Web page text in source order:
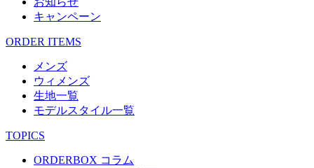
キャンペーン
ORDER ITEMS
メンズ
ウィメンズ
生地一覧
モデルスタイル一覧
TOPICS
ORDERBOX コラム